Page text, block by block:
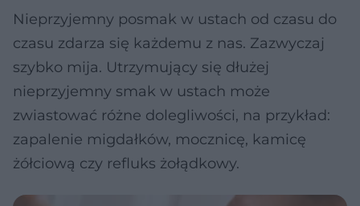
Nieprzyjemny posmak w ustach od czasu do
czasu zdarza się każdemu z nas. Zazwyczaj
szybko mija. Utrzymujący się dłużej
nieprzyjemny smak w ustach może
zwiastować różne dolegliwości, na przykład:
zapalenie migdałków, mocznicę, kamicę
żółciową czy refluks żołądkowy.